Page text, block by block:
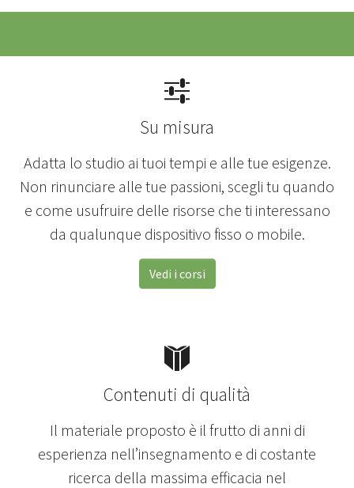
Su misura
Adatta lo studio ai tuoi tempi e alle tue esigenze.
Non rinunciare alle tue passioni, scegli tu quando
e come usufruire delle risorse che ti interessano
da qualunque dispositivo fisso o mobile.
Vedi i corsi
Contenuti di qualità
Il materiale proposto è il frutto di anni di
esperienza nell’insegnamento e di costante
ricerca della massima efficacia nel